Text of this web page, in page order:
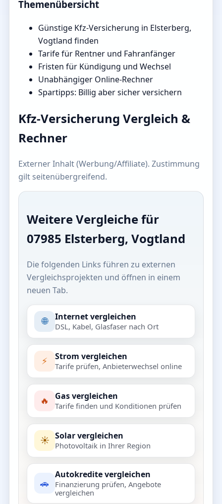
Themenübersicht
Günstige Kfz-Versicherung in Elsterberg,
Vogtland finden
Tarife für Rentner und Fahranfänger
Fristen für Kündigung und Wechsel
Unabhängiger Online-Rechner
Spartipps: Billig aber sicher versichern
Kfz-Versicherung Vergleich &
Rechner
Externer Inhalt (Werbung/Affiliate). Zustimmung
gilt seitenübergreifend.
Weitere Vergleiche für
07985 Elsterberg, Vogtland
Die folgenden Links führen zu externen
Vergleichsprojekten und öffnen in einem
neuen Tab.
🌐 Internet vergleichen
DSL, Kabel, Glasfaser nach Ort
⚡ Strom vergleichen
Tarife prüfen, Anbieterwechsel online
🔥 Gas vergleichen
Tarife finden und Konditionen prüfen
☀️ Solar vergleichen
Photovoltaik in Ihrer Region
🚗
Autokredite vergleichen
Finanzierung prüfen, Angebote
vergleichen